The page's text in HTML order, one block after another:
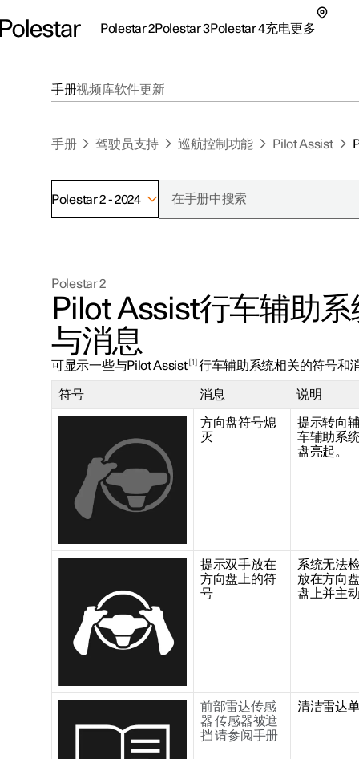
Polestar 2Polestar 3Polestar 4充电更多
联系我们
极星官方二手车
探索Polestar 3
联系我们
公共充电
家庭充电
车主服务
新闻
注册新闻
手册视频库软件更新
手册 驾驶员支持 巡航控制功能 Pilot Assist
Polestar 2 - 2024
Polestar 2
Pilot Assist行车辅助系
与消息
可显示一些与Pilot Assist 1 行车辅助系统相关的符号和
符号 消息 说明
方向盘符号熄
灭
提示转向
车辅助系
盘亮起。
提示双手放在
方向盘上的符
号
系统无法
放在方向
盘上并主
前部雷达传感
器 传感器被遮
挡 请参阅手册
清洁雷达